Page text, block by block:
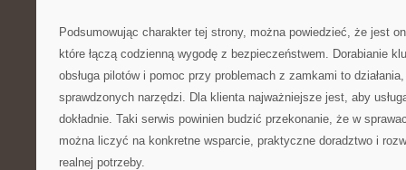
Podsumowując charakter tej strony, można powiedzieć, że jest
które łączą codzienną wygodę z bezpieczeństwem. Dorabianie
obsługa pilotów i pomoc przy problemach z zamkami to
sprawdzonych narzędzi. Dla klienta najważniejsze jest, aby
dokładnie. Taki serwis powinien budzić przekonanie, że w
można liczyć na konkretne wsparcie, praktyczne doradztwo i
realnej potrzeby.